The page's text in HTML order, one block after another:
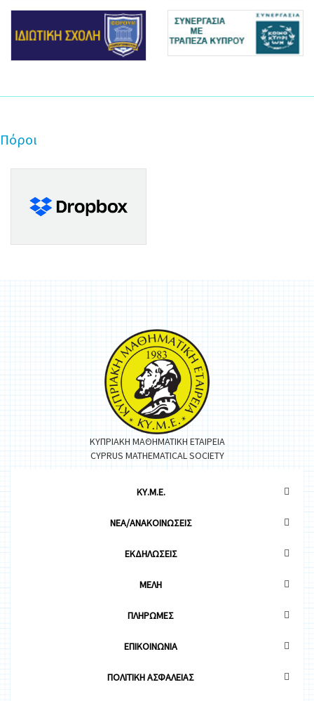
Πόροι
ΚΥΠΡΙΑΚΗ ΜΑΘΗΜΑΤΙΚΗ ΕΤΑΙΡΕΙΑ
CYPRUS MATHEMATICAL SOCIETY
ΚΥ.Μ.Ε.
ΝΕΑ/ΑΝΑΚΟΙΝΩΣΕΙΣ
ΕΚΔΗΛΩΣΕΙΣ
ΜΕΛΗ
ΠΛΗΡΩΜΕΣ
ΕΠΙΚΟΙΝΩΝΙΑ
ΠΟΛΙΤΙΚΗ ΑΣΦΑΛΕΙΑΣ